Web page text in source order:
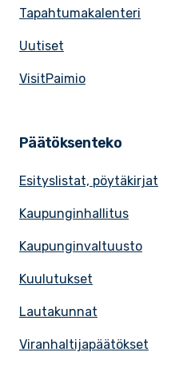
Tapahtumakalenteri
Uutiset
VisitPaimio
Päätöksenteko
Esityslistat, pöytäkirjat
Kaupunginhallitus
Kaupunginvaltuusto
Kuulutukset
Lautakunnat
Viranhaltijapäätökset